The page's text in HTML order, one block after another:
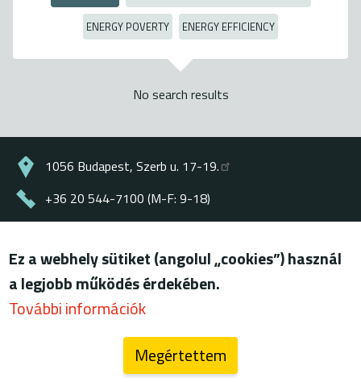
ENERGY POVERTY
ENERGY EFFICIENCY
No search results
1056 Budapest, Szerb u. 17-19.
+36 20 544-7100 (M-F: 9-18)
Lábléc
© ENERGIAKLUB - all rights reserved
terms of use
Ez a webhely sütiket (angolul „cookies”) használ
a legjobb működés érdekében.
További információk
Megértettem